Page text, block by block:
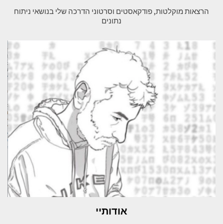
הרצאות מוקלטות, פודקאסטים וסרטוני הדרכה שלי בנושאי ניתוח
נתונים
אודותיי